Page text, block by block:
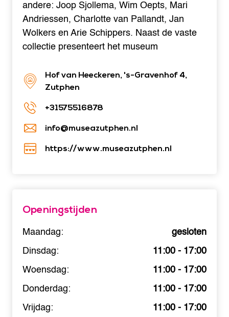
andere: Joop Sjollema, Wim Oepts, Mari
Andriessen, Charlotte van Pallandt, Jan
Wolkers en Arie Schippers. Naast de vaste
collectie presenteert het museum
Hof van Heeckeren, 's-Gravenhof 4,
Zutphen
+31575516878
info@museazutphen.nl
https://www.museazutphen.nl
Openingstijden
Maandag:
gesloten
Dinsdag:
11:00 - 17:00
Woensdag:
11:00 - 17:00
Donderdag:
11:00 - 17:00
Vrijdag:
11:00 - 17:00